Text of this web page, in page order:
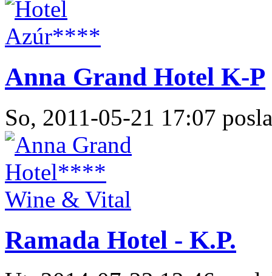
Anna Grand Hotel K-P
So, 2011-05-21 17:07
Ramada Hotel - K.P.